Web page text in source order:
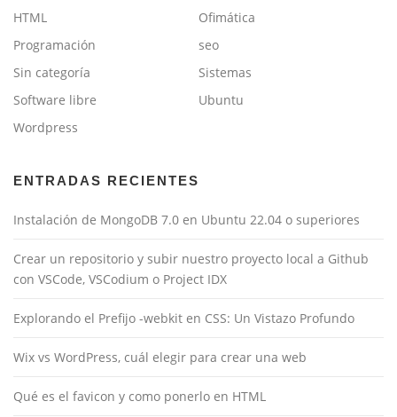
HTML
Ofimática
Programación
seo
Sin categoría
Sistemas
Software libre
Ubuntu
Wordpress
ENTRADAS RECIENTES
Instalación de MongoDB 7.0 en Ubuntu 22.04 o superiores
Crear un repositorio y subir nuestro proyecto local a Github
con VSCode, VSCodium o Project IDX
Explorando el Prefijo -webkit en CSS: Un Vistazo Profundo
Wix vs WordPress, cuál elegir para crear una web
Qué es el favicon y como ponerlo en HTML